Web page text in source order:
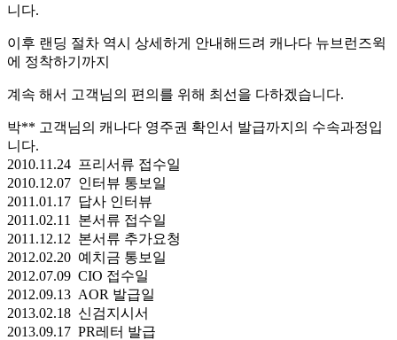
니다.
이후 랜딩 절차 역시 상세하게 안내해드려 캐나다 뉴브런즈윅
에 정착하기까지
계속 해서 고객님의 편의를 위해 최선을 다하겠습니다.
박** 고객님의 캐나다 영주권 확인서 발급까지의 수속과정입
니다.
2010.11.24 프리서류 접수일
2010.12.07 인터뷰 통보일
2011.01.17 답사 인터뷰
2011.02.11 본서류 접수일
2011.12.12 본서류 추가요청
2012.02.20 예치금 통보일
2012.07.09 CIO 접수일
2012.09.13 AOR 발급일
2013.02.18 신검지시서
2013.09.17 PR레터 발급